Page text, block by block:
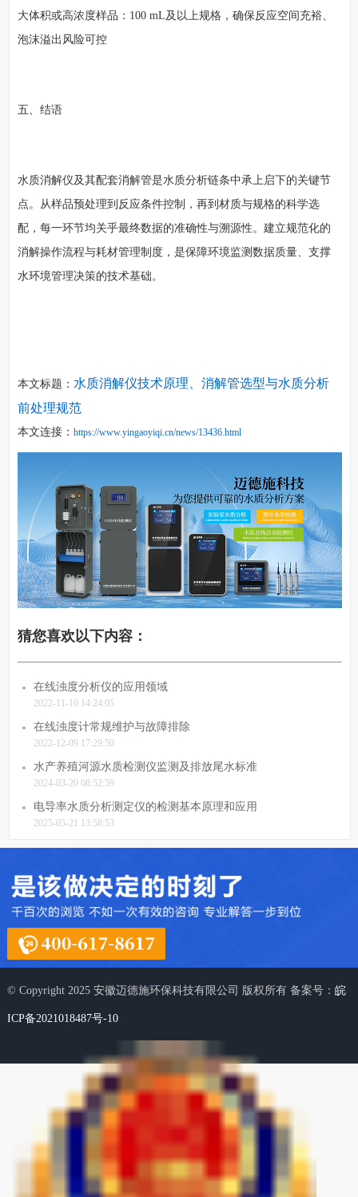
大体积或高浓度样品：100 mL及以上规格，确保反应空间充裕、
泡沫溢出风险可控
五、结语
水质消解仪及其配套消解管是水质分析链条中承上启下的关键节
点。从样品预处理到反应条件控制，再到材质与规格的科学选
配，每一环节均关乎最终数据的准确性与溯源性。建立规范化的
消解操作流程与耗材管理制度，是保障环境监测数据质量、支撑
水环境管理决策的技术基础。
本文标题：水质消解仪技术原理、消解管选型与水质分析
前处理规范
本文连接：https://www.yingaoyiqi.cn/news/13436.html
猜您喜欢以下内容：
在线浊度分析仪的应用领域
2022-11-16 14:24:05
在线浊度计常规维护与故障排除
2022-12-09 17:29:50
水产养殖河源水质检测仪监测及排放尾水标准
2024-03-20 08:52:59
电导率水质分析测定仪的检测基本原理和应用
2025-05-21 13:58:53
© Copyright 2025 安徽迈德施环保科技有限公司 版权所有 备案号： 皖
ICP备2021018487号-10